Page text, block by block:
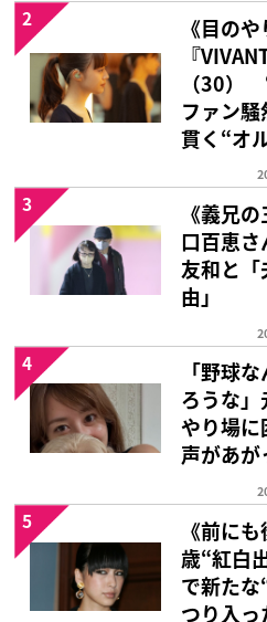
《目の
『
（30）
ファン
貫く“オ
2
《義兄
口百恵
友和と
由」
3
「野球
ろうな
やり場
声があが
4
《前に
歳“紅白
で新た
つり入
5